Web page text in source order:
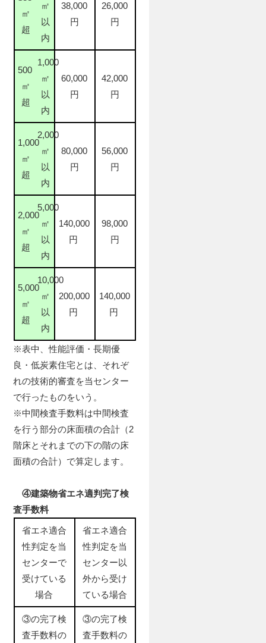
㎡
超
㎡
以
内
38,000
円
26,000
円
500
㎡
超
1,000
㎡
以
内
60,000
円
42,000
円
1,000
㎡
超
2,000
㎡
以
内
80,000
円
56,000
円
2,000
㎡
超
5,000
㎡
以
内
140,000
円
98,000
円
5,000
㎡
超
10,000
㎡
以
内
200,000
円
140,000
円
※表中、性能評価・長期優
良・低炭素住宅とは、それぞ
れの技術的審査を当センター
で行ったものをいう。
※中間検査手数料は中間検査
を行う部分の床面積の合計（2
階床とそれまでの下の階の床
面積の合計）で算定します。
④建築物省エネ適判完了検
査手数料
省エネ適合
性判定を当
センターで
受けている
場合
省エネ適合
性判定を当
センター以
外から受け
ている場合
③の完了検
査手数料の
③の完了検
査手数料の